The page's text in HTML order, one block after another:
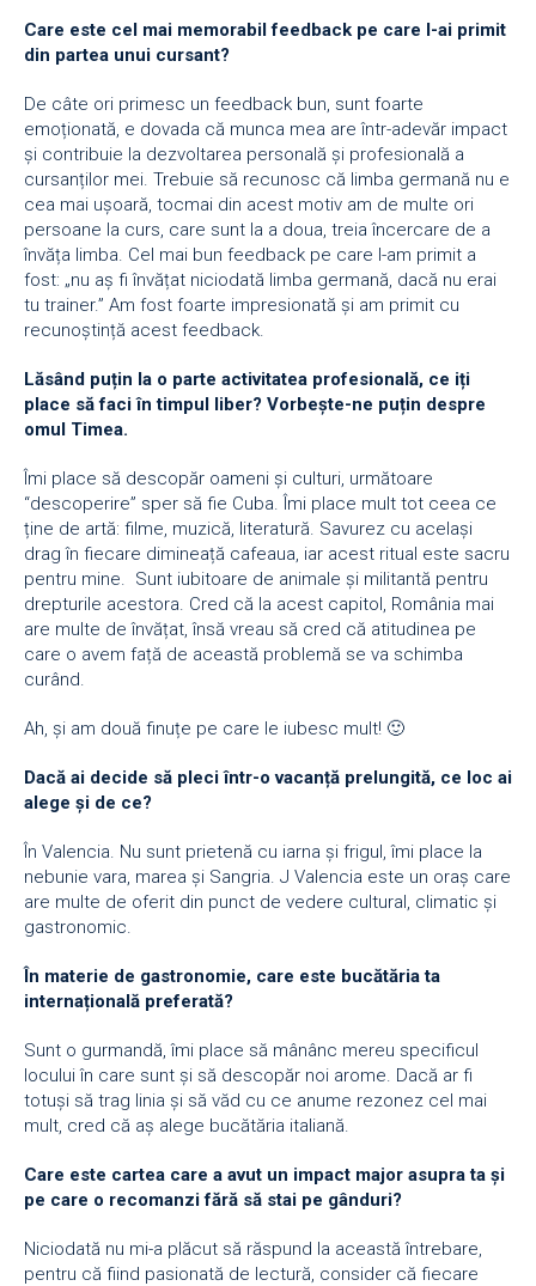
Care este cel mai memorabil feedback pe care l-ai primit
din partea unui cursant?
De câte ori primesc un feedback bun, sunt foarte
emoționată, e dovada că munca mea are într-adevăr impact
și contribuie la dezvoltarea personală și profesională a
cursanților mei. Trebuie să recunosc că limba germană nu e
cea mai ușoară, tocmai din acest motiv am de multe ori
persoane la curs, care sunt la a doua, treia încercare de a
învăța limba. Cel mai bun feedback pe care l-am primit a
fost: „nu aș fi învățat niciodată limba germană, dacă nu erai
tu trainer.” Am fost foarte impresionată și am primit cu
recunoștință acest feedback.
Lăsând puțin la o parte activitatea profesională, ce iți
place să faci în timpul liber? Vorbește-ne puțin despre
omul Timea.
Îmi place să descopăr oameni și culturi, următoare
“descoperire” sper să fie Cuba. Îmi place mult tot ceea ce
ține de artă: filme, muzică, literatură. Savurez cu același
drag în fiecare dimineață cafeaua, iar acest ritual este sacru
pentru mine. Sunt iubitoare de animale și militantă pentru
drepturile acestora. Cred că la acest capitol, România mai
are multe de învățat, însă vreau să cred că atitudinea pe
care o avem față de această problemă se va schimba
curând.
Ah, și am două finuțe pe care le iubesc mult! 🙂
Dacă ai decide să pleci într-o vacanță prelungită, ce loc ai
alege și de ce?
În Valencia. Nu sunt prietenă cu iarna și frigul, îmi place la
nebunie vara, marea și Sangria. J Valencia este un oraș care
are multe de oferit din punct de vedere cultural, climatic și
gastronomic.
În materie de gastronomie, care este bucătăria ta
internațională preferată?
Sunt o gurmandă, îmi place să mânânc mereu specificul
locului în care sunt și să descopăr noi arome. Dacă ar fi
totuși să trag linia și să văd cu ce anume rezonez cel mai
mult, cred că aș alege bucătăria italiană.
Care este cartea care a avut un impact major asupra ta și
pe care o recomanzi fără să stai pe gânduri?
Niciodată nu mi-a plăcut să răspund la această întrebare,
pentru că fiind pasionată de lectură, consider că fiecare